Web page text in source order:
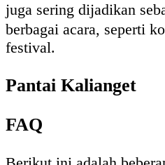
juga sering dijadikan
berbagai acara, seperti
festival.
Pantai Kalianget
FAQ